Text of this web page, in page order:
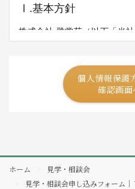
個人情報保護
確認画面
ホーム
見学・相談会
見学・相談会申し込みフォーム